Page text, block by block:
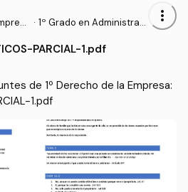
· 1º Grado en Administraci
sas (UPV)
more_vert
PARCIAL-1.pdf
de 1º Derecho de la Empresa:
1.pdf